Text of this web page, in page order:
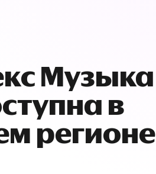
Музыка
в
регионе